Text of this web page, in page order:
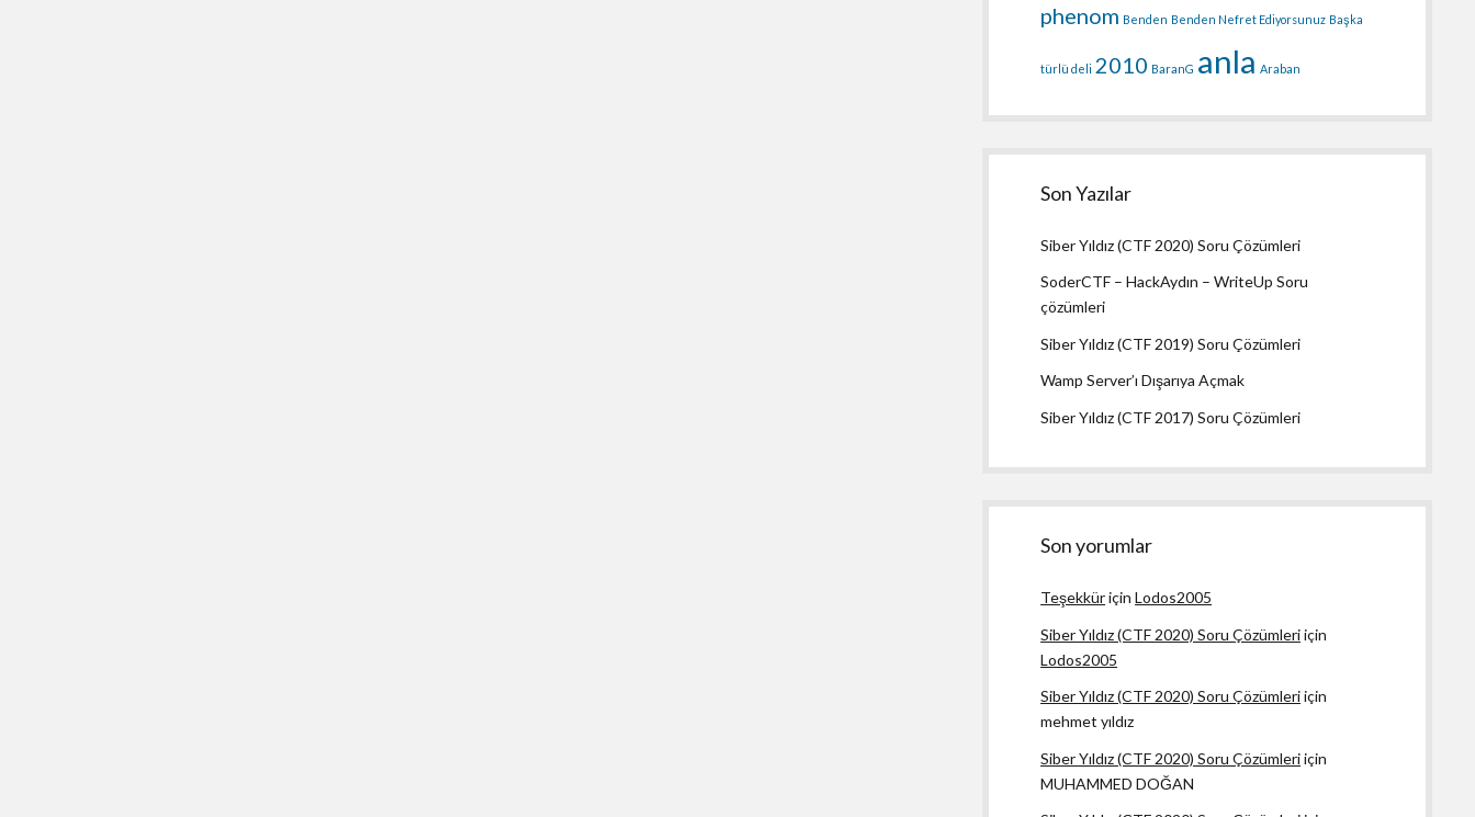
phenom Benden Benden Nefret Ediyorsunuz Başka
türlü deli 2010 BaranG anla Araban
Son Yazılar
Siber Yıldız (CTF 2020) Soru Çözümleri
SoderCTF – HackAydın – WriteUp Soru
çözümleri
Siber Yıldız (CTF 2019) Soru Çözümleri
Wamp Server’ı Dışarıya Açmak
Siber Yıldız (CTF 2017) Soru Çözümleri
Son yorumlar
TeşekküriçinLodos2005
Siber Yıldız (CTF 2020) Soru Çözümleriiçin
Lodos2005
Siber Yıldız (CTF 2020) Soru Çözümleriiçin
mehmet yıldız
Siber Yıldız (CTF 2020) Soru Çözümleriiçin
MUHAMMED DOĞAN